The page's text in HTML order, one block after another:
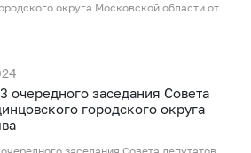
округа Московской области от
очередного заседания Совета
городского округа